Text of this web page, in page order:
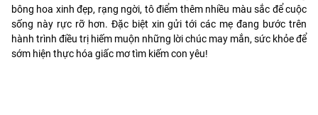
bông hoa xinh đẹp, rạng ngời, tô điểm thêm nhiều màu sắc để cuộc
sống này rực rỡ hơn. Đặc biệt xin gửi tới các mẹ đang bước trên
hành trình điều trị hiếm muộn những lời chúc may mắn, sức khỏe để
sớm hiện thực hóa giấc mơ tìm kiếm con yêu!